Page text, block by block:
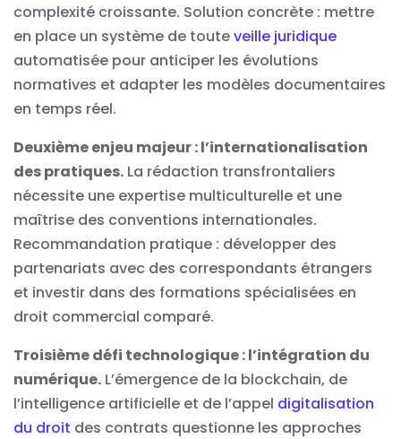
complexité croissante. Solution concrète : mettre
en place un système de touteveille juridique
automatisée pour anticiper les évolutions
normatives et adapter les modèles documentaires
en temps réel.
Deuxième enjeu majeur : l’internationalisation
des pratiques. La rédaction transfrontaliers
nécessite une expertise multiculturelle et une
maîtrise des conventions internationales.
Recommandation pratique : développer des
partenariats avec des correspondants étrangers
et investir dans des formations spécialisées en
droit commercial comparé.
Troisième défi technologique : l’intégration du
numérique. L’émergence de la blockchain, de
l’intelligence artificielle et de l’appel digitalisation
du droit des contrats questionne les approches